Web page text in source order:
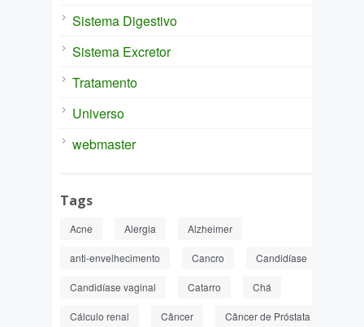
Sistema Digestivo
Sistema Excretor
Tratamento
Universo
webmaster
Tags
Acne Alergia Alzheimer
anti-envelhecimento Cancro Candidíase
Candidíase vaginal Catarro Chá
Cálculo renal Câncer Câncer de Próstata